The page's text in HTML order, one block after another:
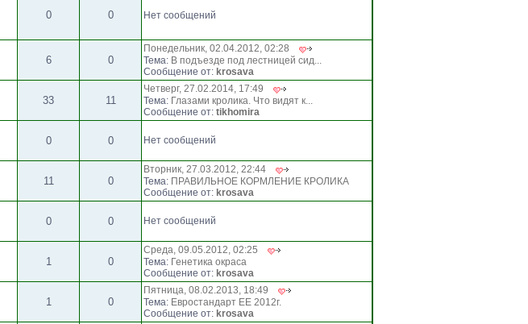
0 0 Нет сообщений
6 0
Понедельник, 02.04.2012, 02:28
Тема: В подъезде под лестницей сид...
Сообщение от: krosava
33 11
Четверг, 27.02.2014, 17:49
Тема: Глазами кролика. Что видят к...
Сообщение от: tikhomira
0 0 Нет сообщений
11 0
Вторник, 27.03.2012, 22:44
Тема: ПРАВИЛЬНОЕ КОРМЛЕНИЕ КРОЛИКА
Сообщение от: krosava
0 0 Нет сообщений
1 0
Среда, 09.05.2012, 02:25
Тема: Генетика окраса
Сообщение от: krosava
1 0
Пятница, 08.02.2013, 18:49
Тема: Евростандарт ЕЕ 2012г.
Сообщение от: krosava